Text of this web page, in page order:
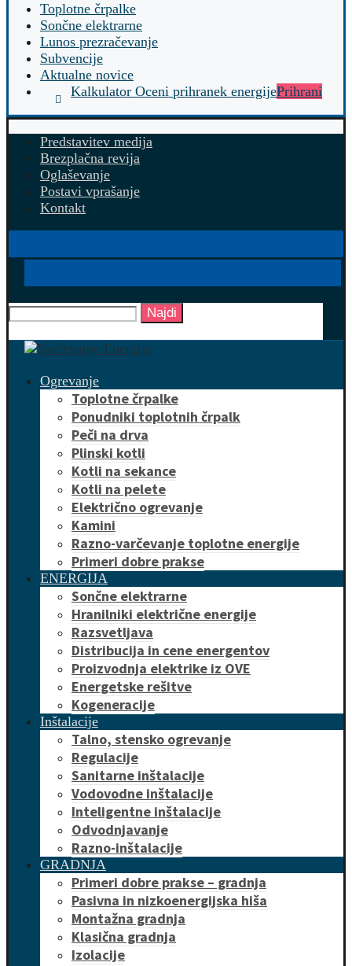
Toplotne črpalke
Sončne elektrarne
Lunos prezračevanje
Subvencije
Aktualne novice
Kalkulator Oceni prihranek energijePrihrani
Predstavitev medija
Brezplačna revija
Oglaševanje
Postavi vprašanje
Kontakt
Najdi
Ogrevanje
Toplotne črpalke
Ponudniki toplotnih črpalk
Peči na drva
Plinski kotli
Kotli na sekance
Kotli na pelete
Električno ogrevanje
Kamini
Razno-varčevanje toplotne energije
Primeri dobre prakse
ENERGIJA
Sončne elektrarne
Hranilniki električne energije
Razsvetljava
Distribucija in cene energentov
Proizvodnja elektrike iz OVE
Energetske rešitve
Kogeneracije
Inštalacije
Talno, stensko ogrevanje
Regulacije
Sanitarne inštalacije
Vodovodne inštalacije
Inteligentne inštalacije
Odvodnjavanje
Razno-inštalacije
GRADNJA
Primeri dobre prakse – gradnja
Pasivna in nizkoenergijska hiša
Montažna gradnja
Klasična gradnja
Izolacije